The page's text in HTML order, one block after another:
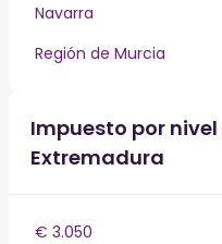
Navarra
Región de Murcia
Impuesto por
Extremadura
€ 3.050